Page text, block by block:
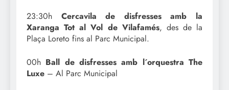
23:30h Cercavila de disfresses amb la
Xaranga Tot al Vol de Vilafamés, des de la
Plaça Loreto fins al Parc Municipal.
00h Ball de disfresses amb l´orquestra The
Luxe – Al Parc Municipal